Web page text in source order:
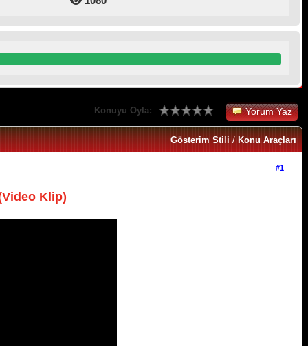
Yorum Yaz
Konuyu Oyla:
Gösterim Stili/ Konu Araçları
#1
Klip)